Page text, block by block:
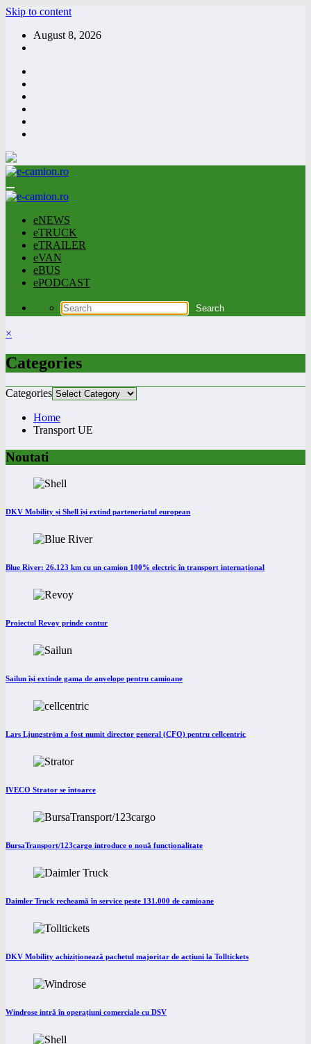
Skip to content
August 8, 2026
eNEWS
eTRUCK
eTRAILER
eVAN
eBUS
ePODCAST
×
Categories
Categories
Home
Transport UE
Noutati
DKV Mobility și Shell își extind parteneriatul european
Blue River: 26.123 km cu un camion 100% electric în transport internațional
Proiectul Revoy prinde contur
Sailun își extinde gama de anvelope pentru camioane
Lars Ljungström a fost numit director general (CFO) pentru cellcentric
IVECO Strator se întoarce
BursaTransport/123cargo introduce o nouă funcționalitate
Daimler Truck recheamă în service peste 131.000 de camioane
DKV Mobility achiziționează pachetul majoritar de acțiuni la Tolltickets
Windrose intră în operațiuni comerciale cu DSV